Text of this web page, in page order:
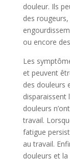
douleur. Ils
des
ou encore
Les
et peuvent
des douleurs
disparaissent
douleurs
travail.
fatigue
au travail.
douleurs et